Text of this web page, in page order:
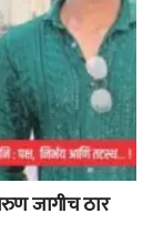
जागीच ठार